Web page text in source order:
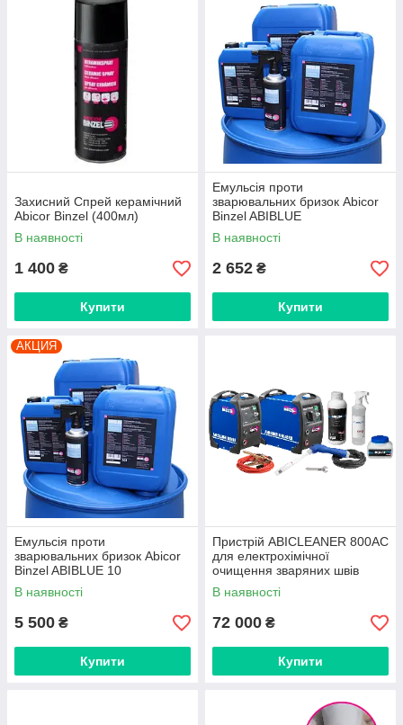
Захисний Спрей керамічний
Abicor Binzel (400мл)
В наявності
1 400 ₴
Купити
Емульсія проти
зварювальних бризок Abicor
Binzel ABIBLUE
В наявності
2 652 ₴
Купити
АКЦИЯ
Емульсія проти
зварювальних бризок Abicor
Binzel ABIBLUE 10
В наявності
5 500 ₴
Купити
Пристрій ABICLEANER 800АС
для електрохімічної
очищення зваряних швів
В наявності
72 000 ₴
Купити